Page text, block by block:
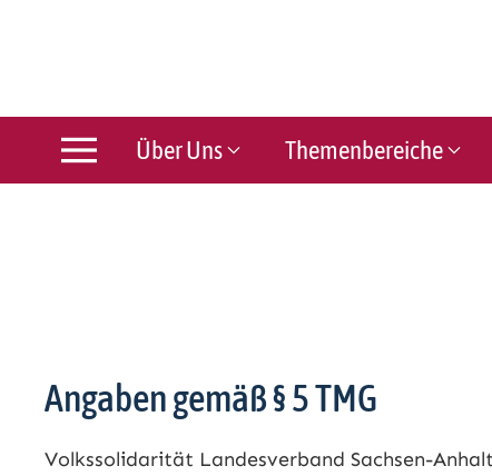
Über Uns Themenbereiche
Angaben gemäß § 5 TMG
Volkssolidarität Landesverband Sachsen-